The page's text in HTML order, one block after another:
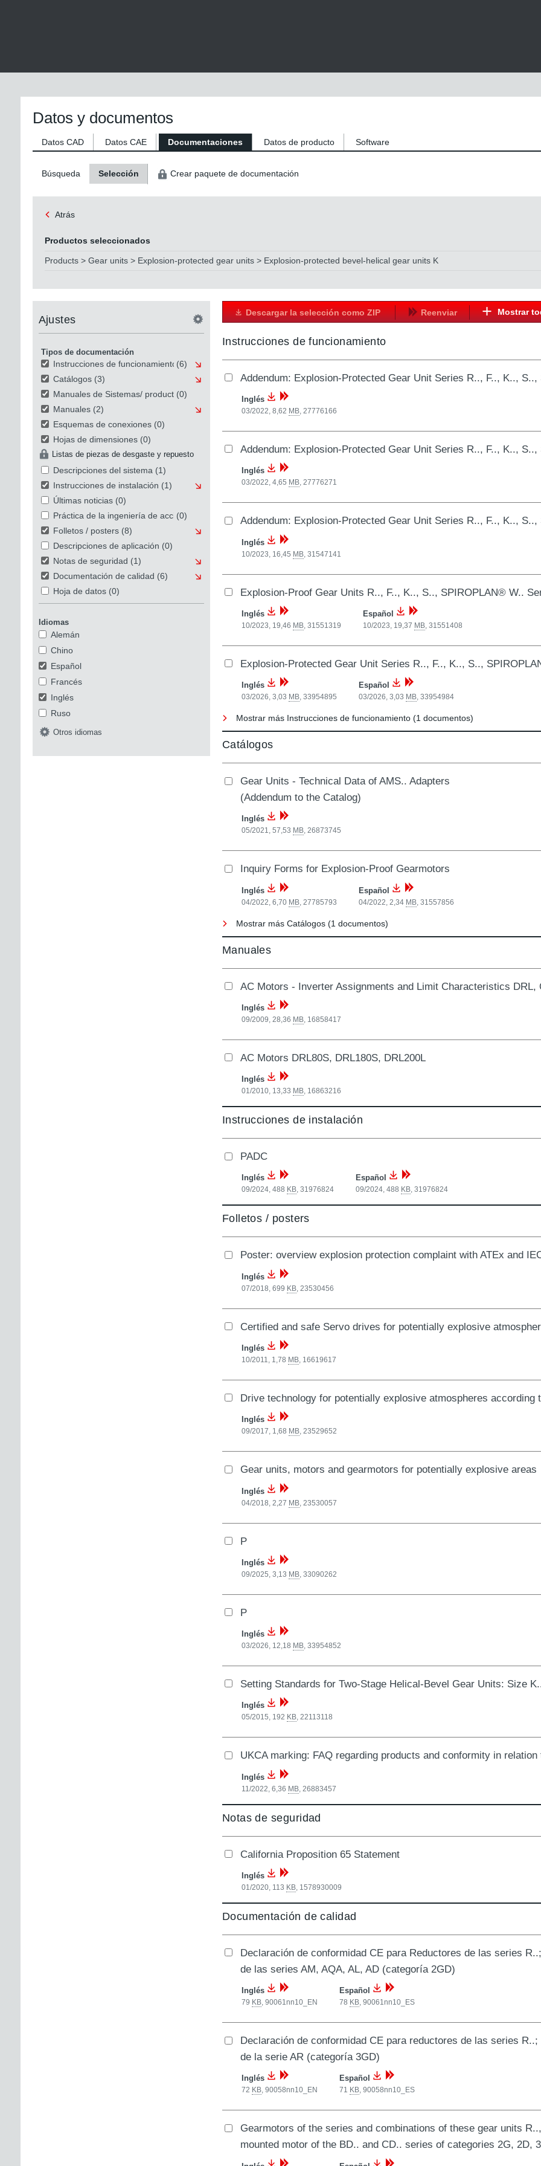
Datos y documentos
Datos CAD Datos CAE Documentaciones Datos de producto Software
Búsqueda Selección Crear paquete de documentación
Atrás
Productos seleccionados
Products > Gear units > Explosion-protected gear units > Explosion-protected bevel-helical gear units K
Ajustes
Tipos de documentación
Instrucciones de funcionamiento (6)
Catálogos (3)
Manuales de Sistemas/ productos(0)
Manuales (2)
Esquemas de conexiones (0)
Hojas de dimensiones (0)
Listas de piezas de desgaste y repuesto
Descripciones del sistema (1)
Instrucciones de instalación (1)
Últimas noticias (0)
Práctica de la ingeniería de accionamiento
(0)
Folletos / posters (8)
Descripciones de aplicación (0)
Notas de seguridad (1)
Documentación de calidad (6)
Hoja de datos (0)
Idiomas
Alemán
Chino
Español
Francés
Inglés
Ruso
Otros idiomas
Descargar la selección como ZIP Reenviar Mostrar
Instrucciones de funcionamiento
Addendum: Explosion-Protected Gear Unit Series R.., F.., K..,
Inglés
03/2022, 8,62 MB, 27776166
Addendum: Explosion-Protected Gear Unit Series R.., F.., K..,
Inglés
03/2022, 4,65 MB, 27776271
Addendum: Explosion-Protected Gear Unit Series R.., F.., K..,
Inglés
10/2023, 16,45 MB, 31547141
Explosion-Proof Gear Units R.., F.., K.., S.., SPIROPLAN® W..
Inglés
10/2023, 19,46 MB, 31551319
Español
10/2023, 19,37 MB, 31551408
Explosion-Protected Gear Unit Series R.., F.., K.., S..,
Inglés
03/2026, 3,03 MB, 33954895
Español
03/2026, 3,03 MB, 33954984
Mostrar más Instrucciones de funcionamiento (1 documentos)
Catálogos
Gear Units - Technical Data of AMS.. Adapters
(Addendum to the Catalog)
Inglés
05/2021, 57,53 MB, 26873745
Inquiry Forms for Explosion-Proof Gearmotors
Inglés
04/2022, 6,70 MB, 27785793
Español
04/2022, 2,34 MB, 31557856
Mostrar más Catálogos (1 documentos)
Manuales
AC Motors - Inverter Assignments and Limit Characteristics DRL,
Inglés
09/2009, 28,36 MB, 16858417
AC Motors DRL80S, DRL180S, DRL200L
Inglés
01/2010, 13,33 MB, 16863216
Instrucciones de instalación
PADC
Inglés
09/2024, 488 KB, 31976824
Español
09/2024, 488 KB, 31976824
Folletos / posters
Poster: overview explosion protection complaint with ATEx and
Inglés
07/2018, 699 KB, 23530456
Certified and safe Servo drives for potentially explosive
Inglés
10/2011, 1,78 MB, 16619617
Drive technology for potentially explosive atmospheres according
Inglés
09/2017, 1,68 MB, 23529652
Gear units, motors and gearmotors for potentially explosive areas
Inglés
04/2018, 2,27 MB, 23530057
P
Inglés
09/2025, 3,13 MB, 33090262
P
Inglés
03/2026, 12,18 MB, 33954852
Setting Standards for Two-Stage Helical-Bevel Gear Units: Size
Inglés
05/2015, 192 KB, 22113118
UKCA marking: FAQ regarding products and conformity in
Inglés
11/2022, 6,36 MB, 26883457
Notas de seguridad
California Proposition 65 Statement
Inglés
01/2020, 113 KB, 1578930009
Documentación de calidad
Declaración de conformidad CE para Reductores de las series
de las series AM, AQA, AL, AD (categoría 2GD)
Inglés
79 KB, 90061nn10_EN
Español
78 KB, 90061nn10_ES
Declaración de conformidad CE para reductores de las series
de la serie AR (categoría 3GD)
Inglés
72 KB, 90058nn10_EN
Español
71 KB, 90058nn10_ES
Gearmotors of the series and combinations of these gear units
mounted motor of the BD.. and CD.. series of categories 2G, 2D,